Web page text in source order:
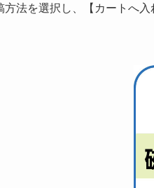
方法を選択し、【カートへ